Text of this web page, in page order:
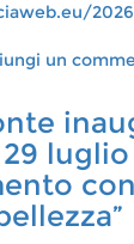
un
29
con